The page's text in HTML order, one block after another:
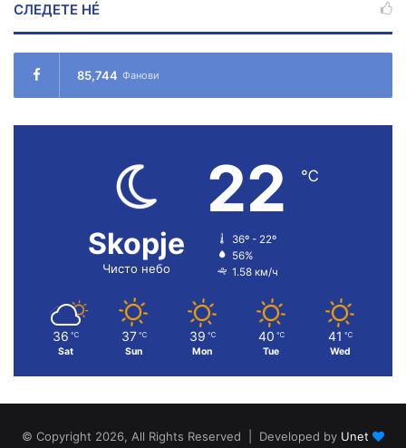
СЛЕДЕТЕ НÉ
85,744 Фанови
Skopje
Чисто небо
22 ℃
36º - 22º
56%
1.58 км/ч
36 ℃
Sat
37 ℃
Sun
39 ℃
Mon
40 ℃
Tue
41 ℃
Wed
© Copyright 2026, All Rights Reserved | Developed by Unet